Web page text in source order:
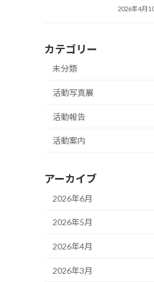
2026年4月
カテゴリー
未分類
活動写真展
活動報告
活動案内
アーカイブ
2026年6月
2026年5月
2026年4月
2026年3月